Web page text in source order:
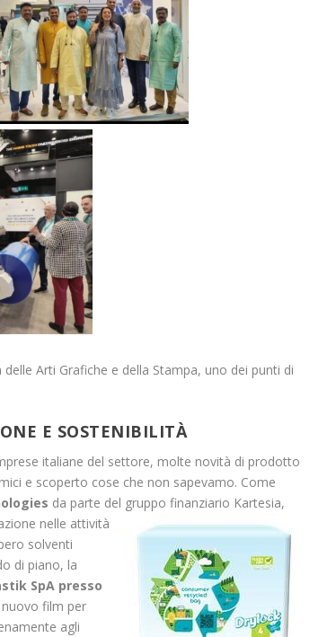
Arti Grafiche e della Stampa, uno dei punti di
E SOSTENIBILITÀ
italiane del settore, molte novità di prodotto
e scoperto cose che non sapevamo. Come
da parte del gruppofinanziario Kartesia,
nelle attività
solventi
di piano, la
SpA presso
film per
agli